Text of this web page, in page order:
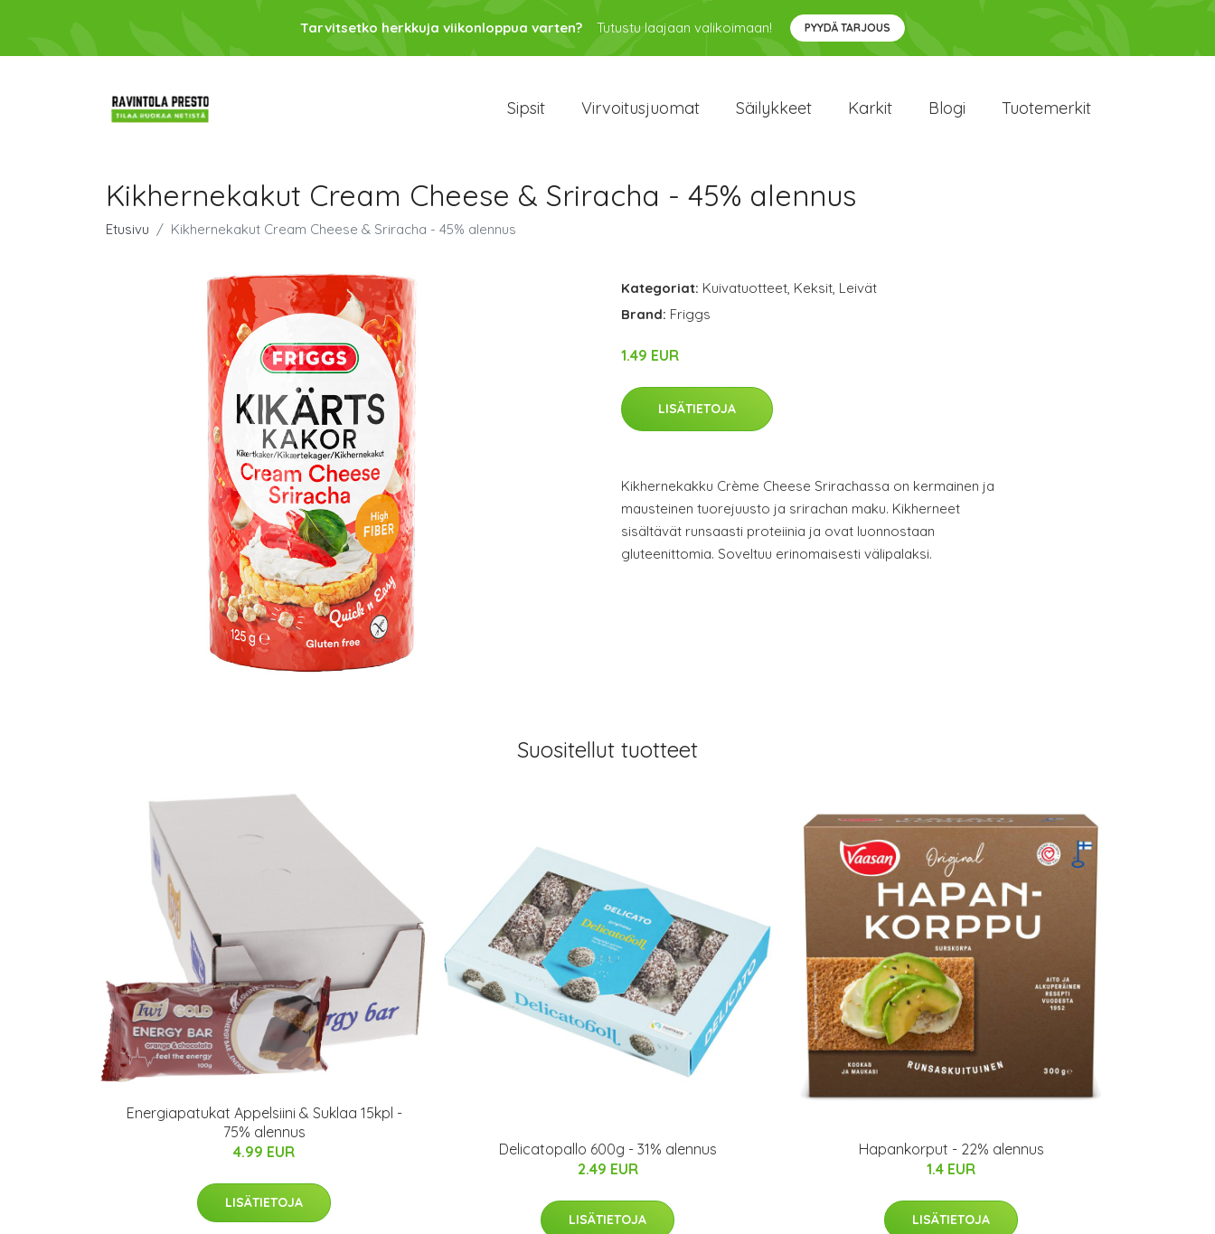
Tarvitsetko herkkuja viikonloppua varten? Tutustu laajaan valikoimaan! PYYDÄ TARJOUS
Sipsit Virvoitusjuomat Säilykkeet Karkit Blogi Tuotemerkit
Kikhernekakut Cream Cheese & Sriracha - 45% alennus
Etusivu Kikhernekakut Cream Cheese & Sriracha - 45% alennus
Kategoriat: Kuivatuotteet, Keksit, Leivät
Brand: Friggs
1.49 EUR
LISÄTIETOJA
Kikhernekakku Crème Cheese Srirachassa on kermainen ja
mausteinen tuorejuusto ja srirachan maku. Kikherneet
sisältävät runsaasti proteiinia ja ovat luonnostaan ​​
gluteenittomia. Soveltuu erinomaisesti välipalaksi.
Suositellut tuotteet
Energiapatukat Appelsiini & Suklaa 15kpl -
75% alennus
4.99 EUR
LISÄTIETOJA
Delicatopallo 600g - 31% alennus
2.49 EUR
LISÄTIETOJA
Hapankorput - 22% alennus
1.4 EUR
LISÄTIETOJA